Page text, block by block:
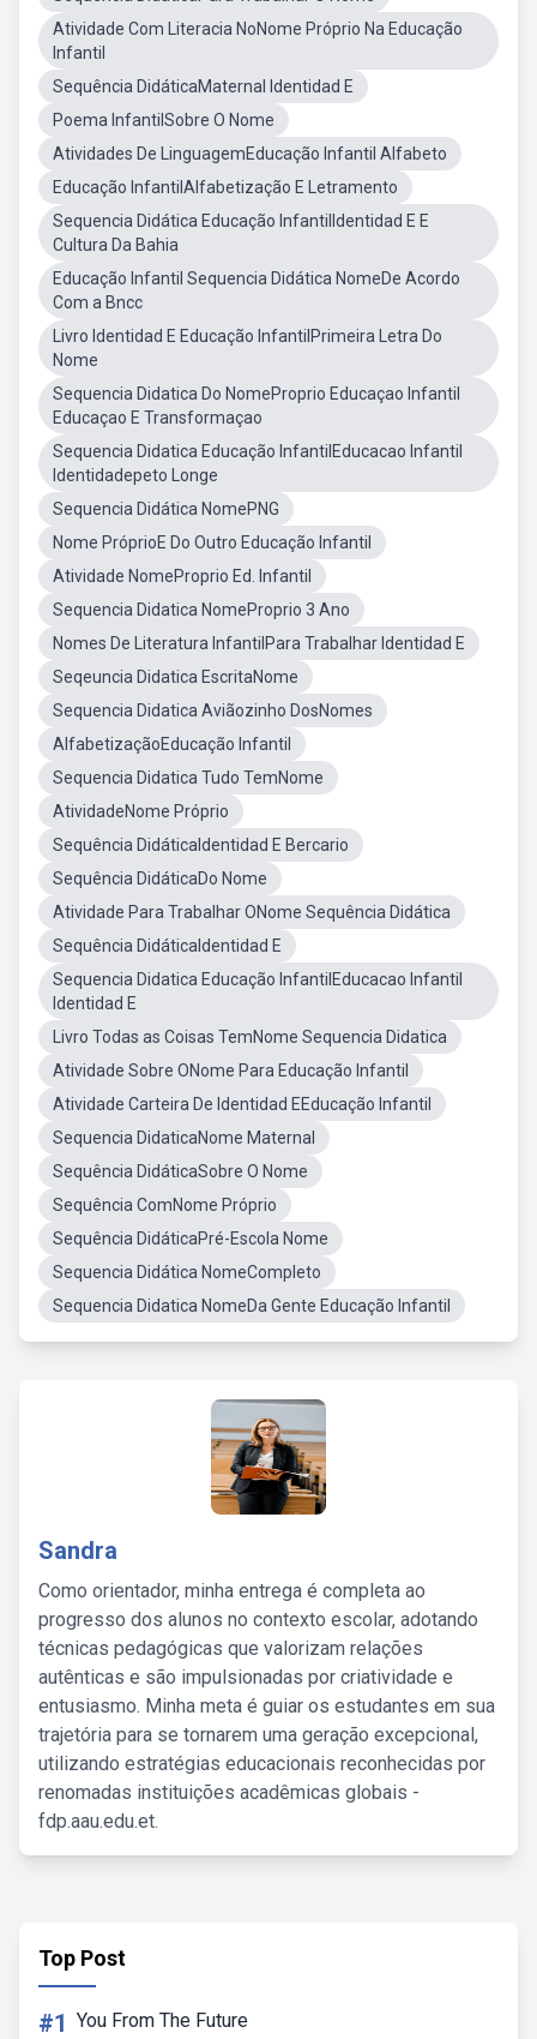
Atividade Com Literacia NoNome Próprio Na Educação
Infantil
Sequência DidáticaMaternal Identidad E
Poema InfantilSobre O Nome
Atividades De LinguagemEducação Infantil Alfabeto
Educação InfantilAlfabetização E Letramento
Sequencia Didática Educação InfantilIdentidad E E
Cultura Da Bahia
Educação Infantil Sequencia Didática NomeDe Acordo
Com a Bncc
Livro Identidad E Educação InfantilPrimeira Letra Do
Nome
Sequencia Didatica Do NomeProprio Educaçao Infantil
Educaçao E Transformaçao
Sequencia Didatica Educação InfantilEducacao Infantil
Identidadepeto Longe
Sequencia Didática NomePNG
Nome PróprioE Do Outro Educação Infantil
Atividade NomeProprio Ed. Infantil
Sequencia Didatica NomeProprio 3 Ano
Nomes De Literatura InfantilPara Trabalhar Identidad E
Seqeuncia Didatica EscritaNome
Sequencia Didatica Aviãozinho DosNomes
AlfabetizaçãoEducação Infantil
Sequencia Didatica Tudo TemNome
AtividadeNome Próprio
Sequência DidáticaIdentidad E Bercario
Sequência DidáticaDo Nome
Atividade Para Trabalhar ONome Sequência Didática
Sequência DidáticaIdentidad E
Sequencia Didatica Educação InfantilEducacao Infantil
Identidad E
Livro Todas as Coisas TemNome Sequencia Didatica
Atividade Sobre ONome Para Educação Infantil
Atividade Carteira De Identidad EEducação Infantil
Sequencia DidaticaNome Maternal
Sequência DidáticaSobre O Nome
Sequência ComNome Próprio
Sequência DidáticaPré-Escola Nome
Sequencia Didática NomeCompleto
Sequencia Didatica NomeDa Gente Educação Infantil
Sandra
Como orientador, minha entrega é completa ao
progresso dos alunos no contexto escolar, adotando
técnicas pedagógicas que valorizam relações
autênticas e são impulsionadas por criatividade e
entusiasmo. Minha meta é guiar os estudantes em sua
trajetória para se tornarem uma geração excepcional,
utilizando estratégias educacionais reconhecidas por
renomadas instituições acadêmicas globais -
fdp.aau.edu.et.
Top Post
#1 You From The Future